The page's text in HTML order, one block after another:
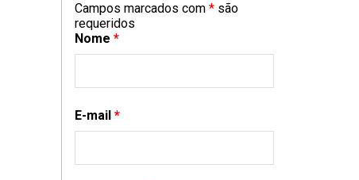
Campos marcados com *são
requeridos
Nome *
E-mail *